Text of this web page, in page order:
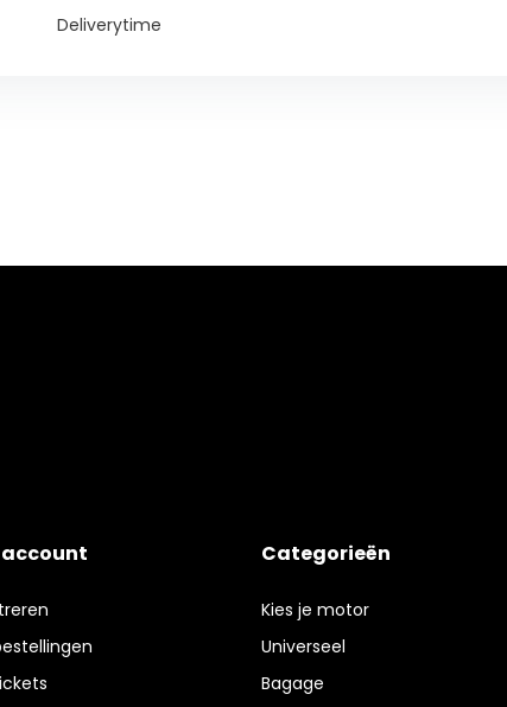
Deliverytime
Categorieën
Kies je motor
Universeel
Bagage